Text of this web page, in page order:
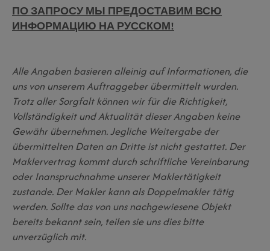
ПО ЗАПРОСУ МЫ ПРЕДОСТАВИМ ВСЮ
ИНФОРМАЦИЮ НА РУССКОМ!
Alle Angaben basieren alleinig auf Informationen, die
uns von unserem Auftraggeber übermittelt wurden.
Trotz aller Sorgfalt können wir für die Richtigkeit,
Vollständigkeit und Aktualität dieser Angaben keine
Gewähr übernehmen. Jegliche Weitergabe der
übermittelten Daten an Dritte ist nicht gestattet. Der
Maklervertrag kommt durch schriftliche Vereinbarung
oder Inanspruchnahme unserer Maklertätigkeit
zustande. Der Makler kann als Doppelmakler tätig
werden. Sollte das von uns nachgewiesene Objekt
bereits bekannt sein, teilen sie uns dies bitte
unverzüglich mit.